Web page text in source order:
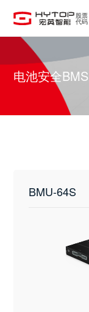
股票
代码
电池安全BMS
BMU-64S